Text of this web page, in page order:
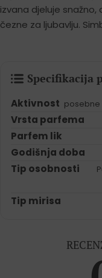
izvana djeluje snažno,
čezne za ljubavlju.
Specifikacija
Aktivnost posebne
Vrsta parfema
Parfem lik
Godišnja doba
Tip osobnosti
Tip mirisa